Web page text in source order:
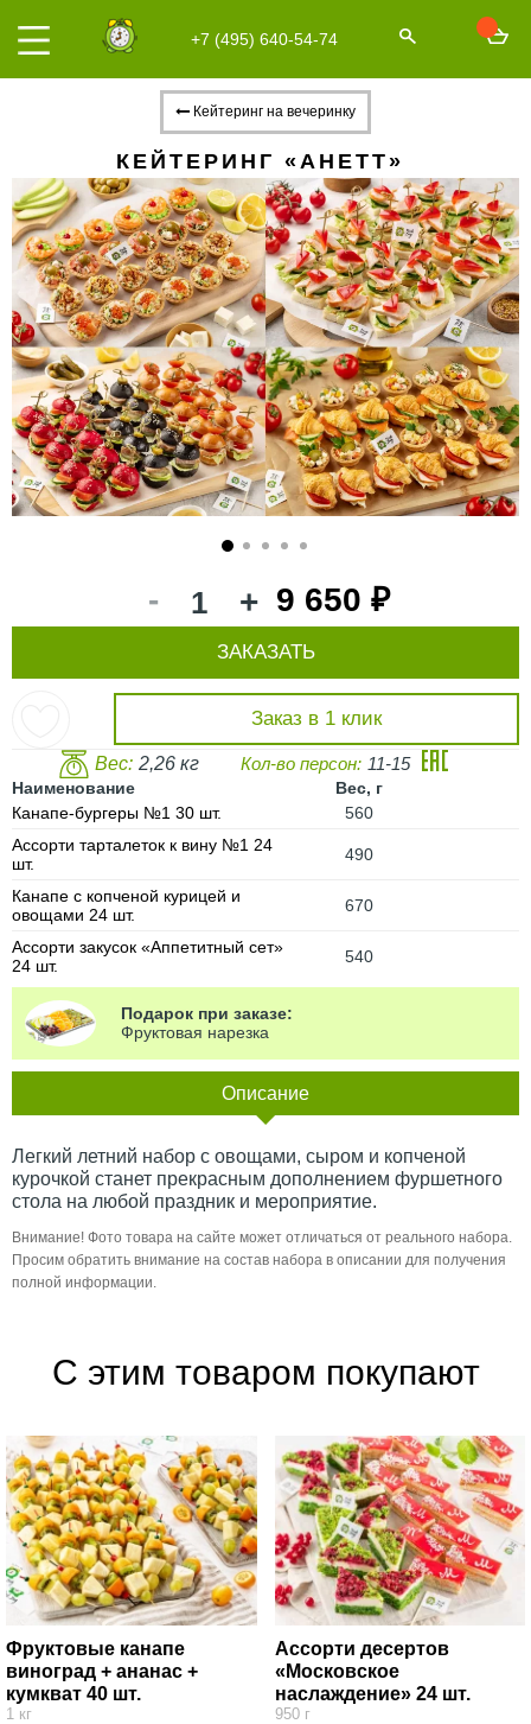
+7 (495) 640-54-74
Кейтеринг на вечеринку
КЕЙТЕРИНГ «АНЕТТ»
- + 9 650 ₽
Заказ в 1 клик
ЗАКАЗАТЬ
Вес: 2,26 кг Кол-во персон: 11-15
Наименование
Вес, г
Канапе-бургеры №1 30 шт.
560
Ассорти тарталеток к вину №1 24
шт.
490
Канапе с копченой курицей и
овощами 24 шт.
670
Ассорти закусок «Аппетитный сет»
24 шт.
540
Подарок при заказе:
Фруктовая нарезка
Описание
Легкий летний набор с овощами, сыром и копченой
курочкой станет прекрасным дополнением фуршетного
стола на любой праздник и мероприятие.
Внимание! Фото товара на сайте может отличаться от реального набора.
Просим обратить внимание на состав набора в описании для получения
полной информации.
С этим товаром покупают
Фруктовые канапе
виноград + ананас +
кумкват 40 шт.
1 кг
Ассорти десертов
«Московское
наслаждение» 24 шт.
950 г